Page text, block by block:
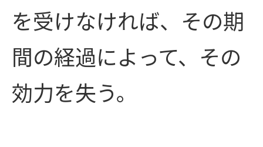
を受けなければ、その期
間の経過によって、その
効力を失う。